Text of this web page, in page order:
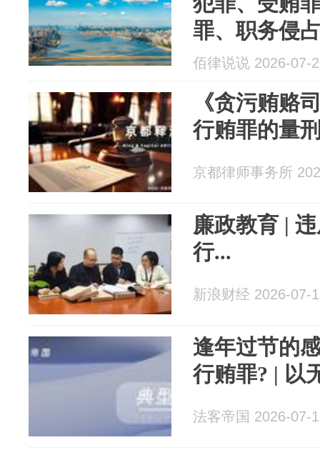
罪、职务侵
本地刑事律
佰律说说 2026-07-
《贪污贿赂
行贿罪的量
京都律师事务所
廉政教育 |
行...
新浪财经 2026-07-
逢年过节的
行贿罪? | 以
法客帝国 2026-07-